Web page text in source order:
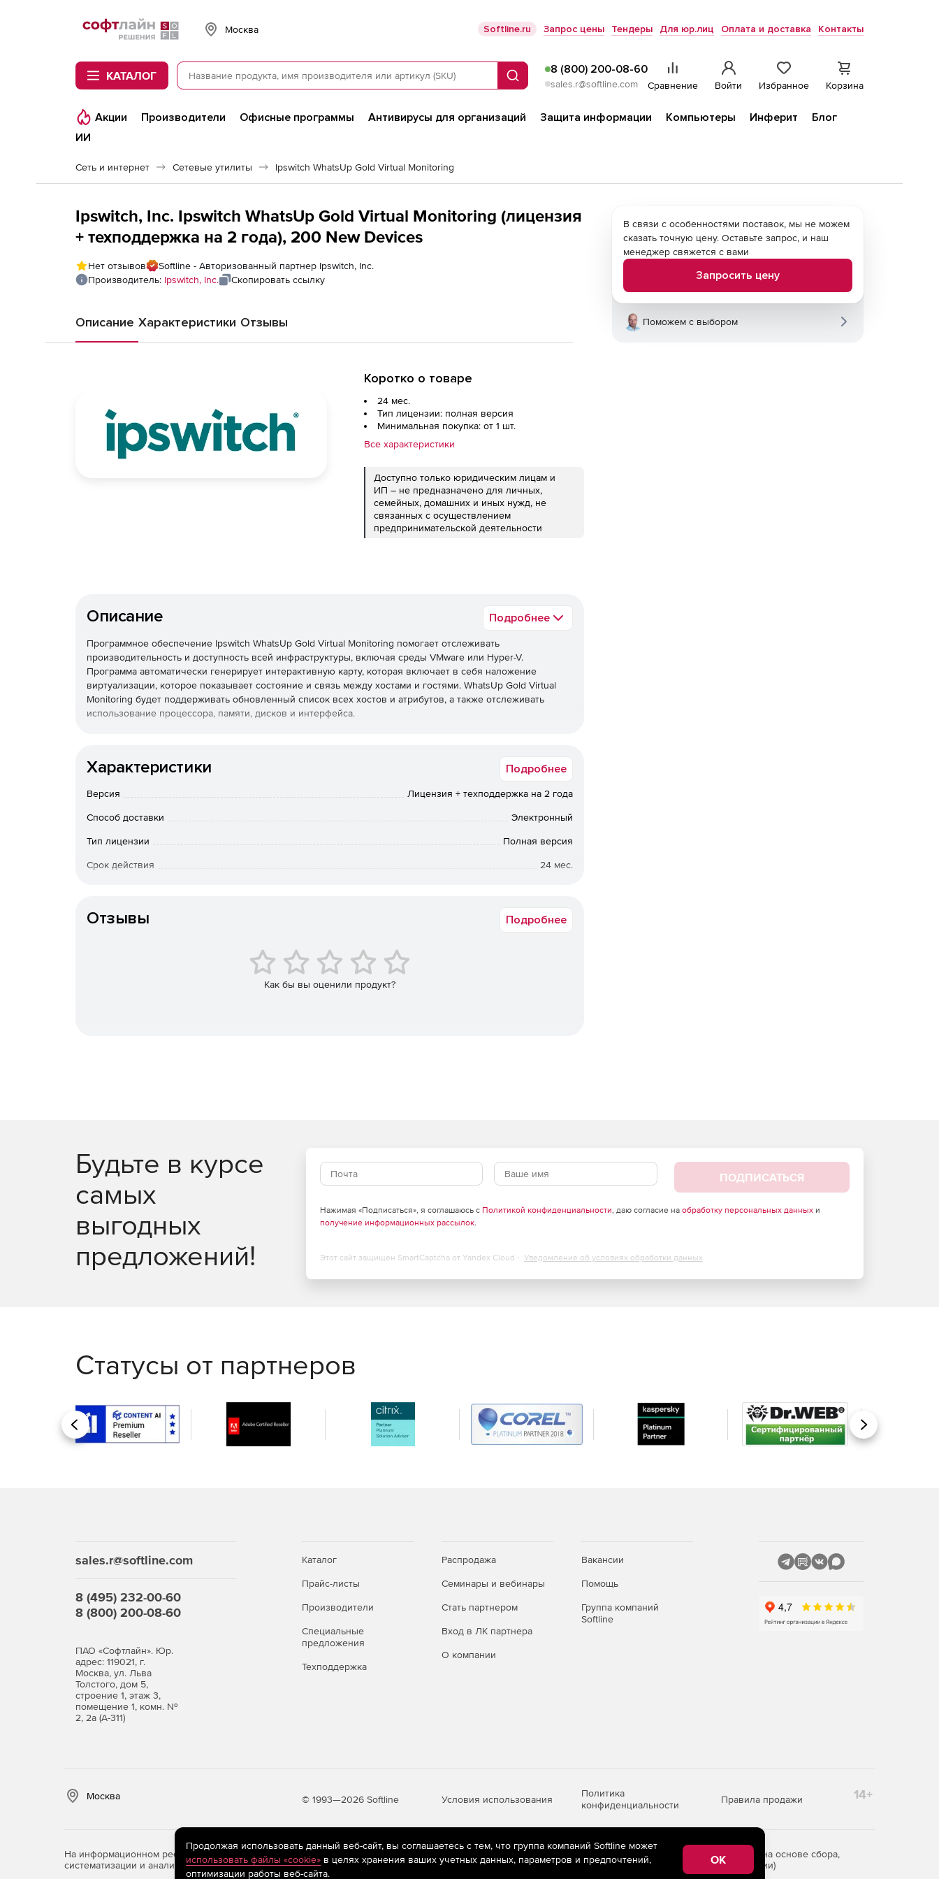
Softline
Москва Softline.ru Запрос цены Тендеры Для юр.лиц Оплата и доставка Контакты
КАТАЛОГ Поиск
8 (800) 200-08-60
sales.r@softline.com Сравнение Войти Избранное Корзина
Акции Производители Офисные программы Антивирусы для организаций Защита информации Компьютеры Инферит
Блог
ИИ
Сеть и интернет Сетевые утилиты Ipswitch WhatsUp Gold Virtual Monitoring
Ipswitch, Inc. Ipswitch WhatsUp Gold Virtual Monitoring (лицензия
+ техподдержка на 2 года), 200 New Devices
Нет отзывов
Softline - Авторизованный партнер Ipswitch, Inc.
Производитель: Ipswitch, Inc. Скопировать ссылку
Описание Характеристики Отзывы
Коротко о товаре
24 мес.
Тип лицензии: полная версия
Минимальная покупка: от 1 шт.
Все характеристики
Доступно только юридическим лицам и
ИП – не предназначено для личных,
семейных, домашних и иных нужд, не
связанных с осуществлением
предпринимательской деятельности
Описание Подробнее
Программное обеспечение Ipswitch WhatsUp Gold Virtual Monitoring помогает отслеживать
производительность и доступность всей инфраструктуры, включая среды VMware или Hyper-V.
Программа автоматически генерирует интерактивную карту, которая включает в себя наложение
виртуализации, которое показывает состояние и связь между хостами и гостями. WhatsUp Gold Virtual
Monitoring будет поддерживать обновленный список всех хостов и атрибутов, а также отслеживать
использование процессора, памяти, дисков и интерфейса.
Автоматически генерируются динамические карты инфраструктуры Hyper-V и VMware. Одним щелчком
ресурса на карте.
Мониторинг виртуальной производительности
использование ЦП, памяти, дисков и интерфейсов, а также доступность и производительность серверов.
Генерация оповещений на основе пороговых значений посредством электронной почты, SMS, Slack или
событиях, включая состояние виртуальной машины, связанные с безопасностью события и любые
оповещения, генерирующие журнал событий.
Характеристики Подробнее
Версия Лицензия + техподдержка на 2 года
Способ доставки Электронный
Тип лицензии Полная версия
Срок действия 24 мес.
Отзывы Подробнее
Как бы вы оценили продукт?
В связи с особенностями поставок, мы не можем
сказать точную цену. Оставьте запрос, и наш
менеджер свяжется с вами
Запросить цену
Поможем с выбором
Будьте в курсе
самых
выгодных
предложений!
ПОДПИСАТЬСЯ
Нажимая «Подписаться», я соглашаюсь с Политикой конфиденциальности, даю согласие на обработку персональных данныхи
получение информационных рассылок.
Этот сайт защищен SmartCaptcha от Yandex Cloud - Уведомление об условиях обработки данных
Статусы от партнеров
Назад Вперед
sales.r@softline.com
8 (495) 232-00-60
8 (800) 200-08-60
ПАО «Софтлайн». Юр.
адрес: 119021, г.
Москва, ул. Льва
Толстого, дом 5,
строение 1, этаж 3,
помещение 1, комн. №
2, 2а (А-311)
Каталог
Прайс-листы
Производители
Специальные
предложения
Техподдержка
Распродажа
Семинары и вебинары
Стать партнером
Вход в ЛК партнера
О компании
Вакансии
Помощь
Группа компаний
Softline
Москва © 1993—2026 Softline Условия использования
Политика
конфиденциальности
Правила продажи 14+
На информационном ресурсе store.softline.ru применяются рекомендательные технологии
(информационные технологии предоставления информации на основе сбора,
систематизации и анализа сведений, относящихся к предпочтениям пользователей сети «Интернет», находящихся на территории Российской Федерации)
Продолжая использовать данный веб-сайт, вы соглашаетесь с тем, что группа компаний Softline может
использовать файлы «cookie»в целях хранения ваших учетных данных, параметров и предпочтений,
оптимизации работы веб-сайта.
OK